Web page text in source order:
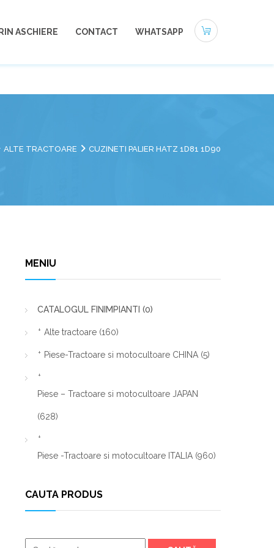
ASCHIERE CONTACT WHATSAPP
ALTE TRACTOARE CUZINETI PALIER HATZ 1D81 1D90
MENIU
CATALOGUL FINIMPIANTI (0)
Alte tractoare (160)
Piese-Tractoare si motocultoare CHINA (5)
Piese – Tractoare si motocultoare JAPAN
(628)
Piese -Tractoare si motocultoare ITALIA (960)
CAUTA PRODUS
Caută